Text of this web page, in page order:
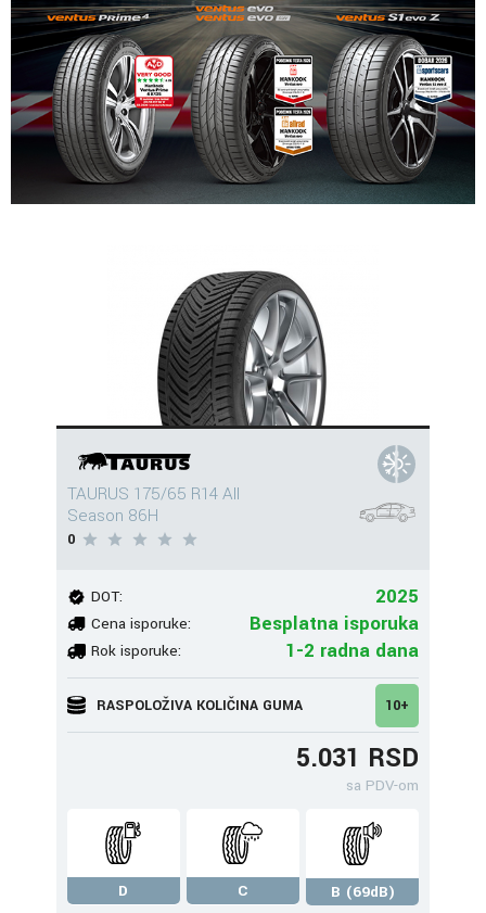
TAURUS 175/65 R14 All
Season 86H
0
DOT: 2025
Cena isporuke: Besplatna isporuka
Rok isporuke: 1-2 radna dana
RASPOLOŽIVA KOLIČINA GUMA 10+
5.031 RSD
sa PDV-om
D C
B (69dB)